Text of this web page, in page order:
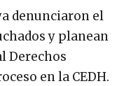
denunciaron el
y planean
Derechos
en la CEDH.